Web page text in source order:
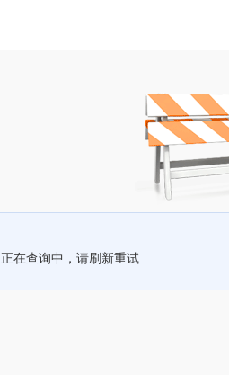
正在查询中，请刷新重试